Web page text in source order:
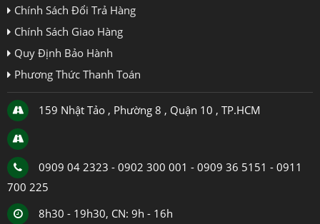
Chính Sách Đổi Trả Hàng
Chính Sách Giao Hàng
Quy Định Bảo Hành
Phương Thức Thanh Toán
159 Nhật Tảo , Phường 8 , Quận 10 , TP.HCM
0909 04 2323 - 0902 300 001 - 0909 36 5151 - 0911
700 225
8h30 - 19h30, CN: 9h - 16h